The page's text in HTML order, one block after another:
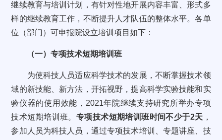
继续教育与培训计划，有针对性地开展内容丰富、形式多
样的继续教育工作，不断提升人才队伍的整体水平。各单
位（部门）可申报院设立培训项目如下：
（一）专项技术短期培训班
为使科技人员适应科学技术的发展，不断掌握技术领
域的新技能、新方法，开拓视野，提高科学实验技能和实
验仪器的使用效能，2021年院继续支持研究所举办专项
技术短期培训班。 专项技术短期培训班时间不少于2天 ，
参加人员为科技人员，通过专项技术培训、专题讲座、技